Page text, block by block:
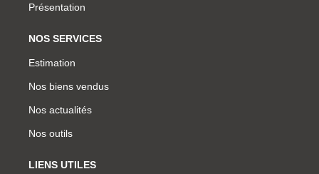
Présentation
NOS SERVICES
Estimation
Nos biens vendus
Nos actualités
Nos outils
LIENS UTILES